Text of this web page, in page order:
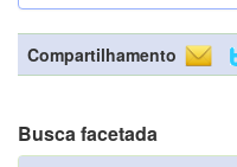
Compartilhamento
Busca facetada